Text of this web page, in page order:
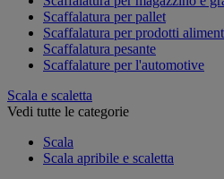
Scaffalatura per pallet
Scaffalatura per prodotti
Scaffalatura pesante
Scaffalature per l'automotive
Scala e scaletta
Vedi tutte le categorie
Scala
Scala apribile e scaletta